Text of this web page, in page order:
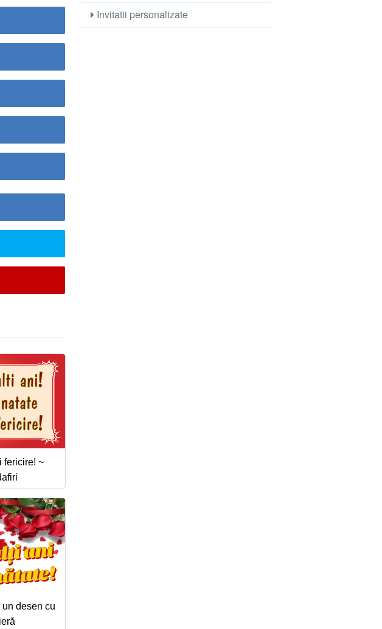
fericire! ~
un desen cu
Invitatii personalizate